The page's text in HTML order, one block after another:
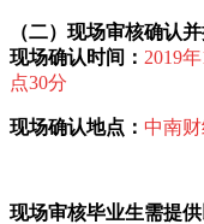
（二）现场审核确认
现场确认时间： 2019
点30分
现场确认地点： 中南
现场审核毕业生需提供